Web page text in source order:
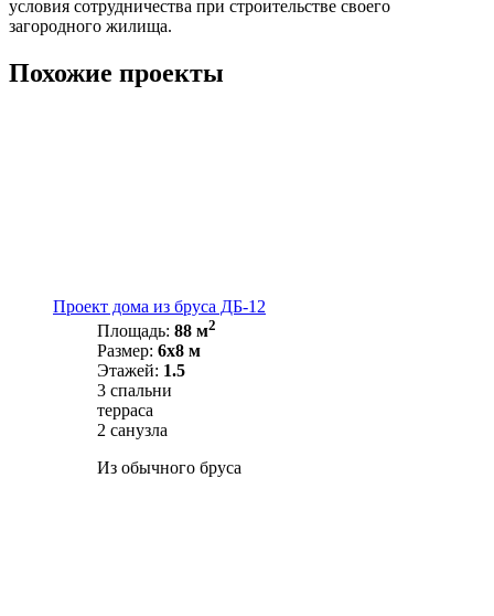
условия сотрудничества при строительстве своего
загородного жилища.
Похожие проекты
Проект дома из бруса ДБ-12
Площадь: 88 м2
Размер: 6х8 м
Этажей: 1.5
3 спальни
терраса
2 санузла
Из обычного бруса